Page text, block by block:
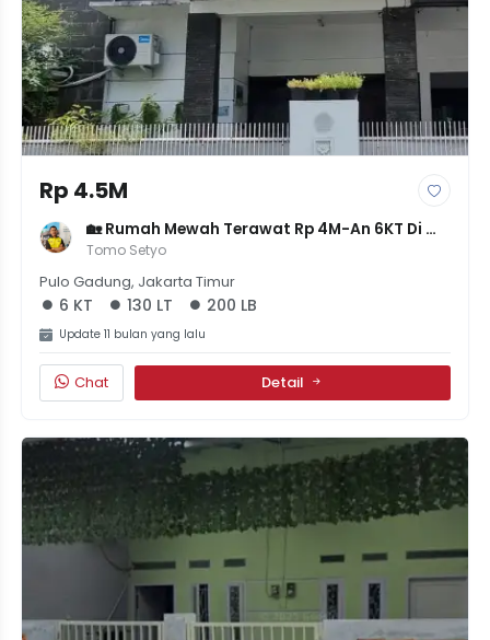
Rp 4.5M
🏡 Rumah Mewah Terawat Rp 4M-An 6KT Di
Rawamangun Jaktim
Tomo Setyo
Pulo Gadung, Jakarta Timur
6 KT 130 LT 200 LB
Update 11 bulan yang lalu
Chat Detail